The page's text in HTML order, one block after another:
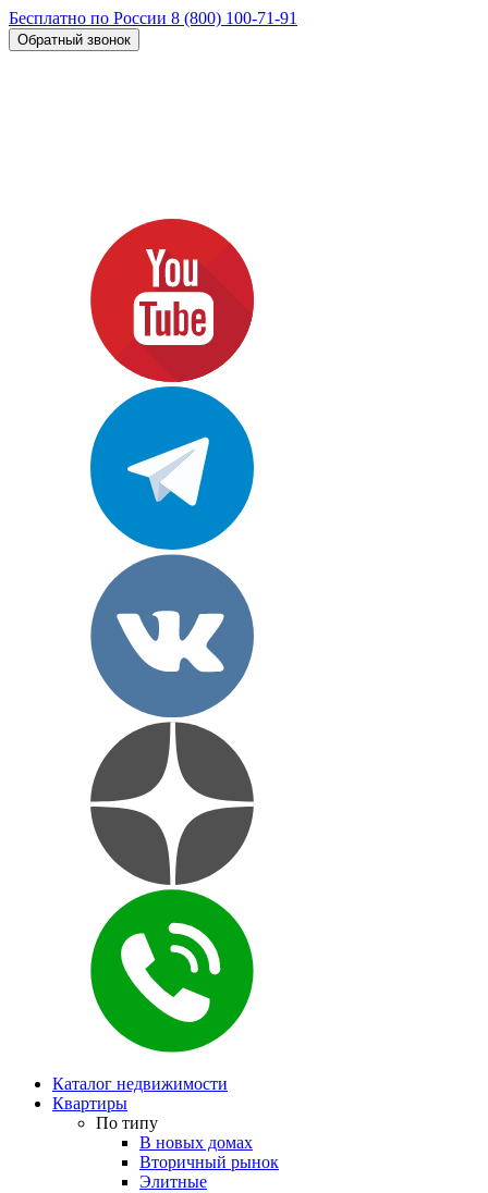
Бесплатно по России 8 (800) 100-71-91
Обратный звонок
Каталог недвижимости
Квартиры
По типу
В новых домах
Вторичный рынок
Элитные